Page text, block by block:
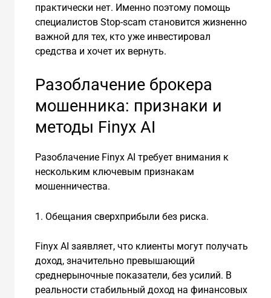
практически нет. Именно поэтому помощь
специалистов Stop-scam становится жизненно
важной для тех, кто уже инвестировал
средства и хочет их вернуть.
Разоблачение брокера
мошенника: признаки и
методы Finyx AI
Разоблачение Finyx AI требует внимания к
нескольким ключевым признакам
мошенничества.
1. Обещания сверхприбыли без риска.
Finyx AI заявляет, что клиенты могут получать
доход, значительно превышающий
среднерыночные показатели, без усилий. В
реальности стабильный доход на финансовых